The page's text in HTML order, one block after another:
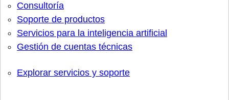
Consultoría
Soporte de productos
Servicios para la inteligencia artificial
Gestión de cuentas técnicas
Explorar servicios y soporte